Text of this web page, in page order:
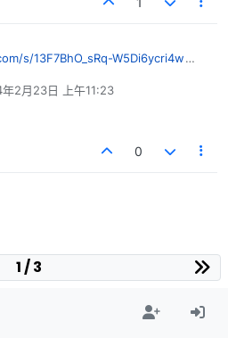
s/13F7BhO_sRq-W5Di6ycri4w
2月23日 上午11:23
0
1 / 3